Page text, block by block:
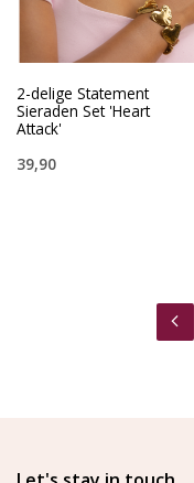
2-delige Statement
Sieraden Set 'Heart
Attack'
39,90